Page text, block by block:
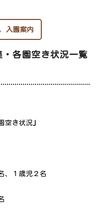
, 入園案内
各園空き状況一覧
空き状況 」
１歳児２名